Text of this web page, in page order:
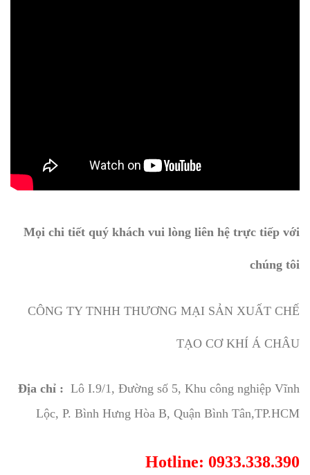
Mọi chi tiết quý khách vui lòng liên hệ trực tiếp với
chúng tôi
CÔNG TY TNHH THƯƠNG MẠI SẢN XUẤT CHẾ
TẠO CƠ KHÍ Á CHÂU
Địa chỉ : Lô I.9/1, Đường số 5, Khu công nghiệp Vĩnh
Lộc, P. Bình Hưng Hòa B, Quận Bình Tân,TP.HCM
Hotline: 0933.338.390